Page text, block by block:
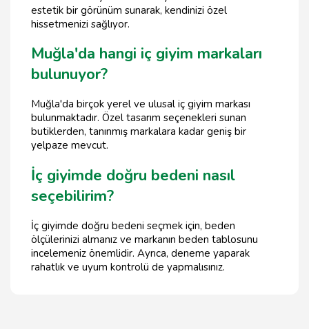
estetik bir görünüm sunarak, kendinizi özel
hissetmenizi sağlıyor.
Muğla'da hangi iç giyim markaları
bulunuyor?
Muğla'da birçok yerel ve ulusal iç giyim markası
bulunmaktadır. Özel tasarım seçenekleri sunan
butiklerden, tanınmış markalara kadar geniş bir
yelpaze mevcut.
İç giyimde doğru bedeni nasıl
seçebilirim?
İç giyimde doğru bedeni seçmek için, beden
ölçülerinizi almanız ve markanın beden tablosunu
incelemeniz önemlidir. Ayrıca, deneme yaparak
rahatlık ve uyum kontrolü de yapmalısınız.